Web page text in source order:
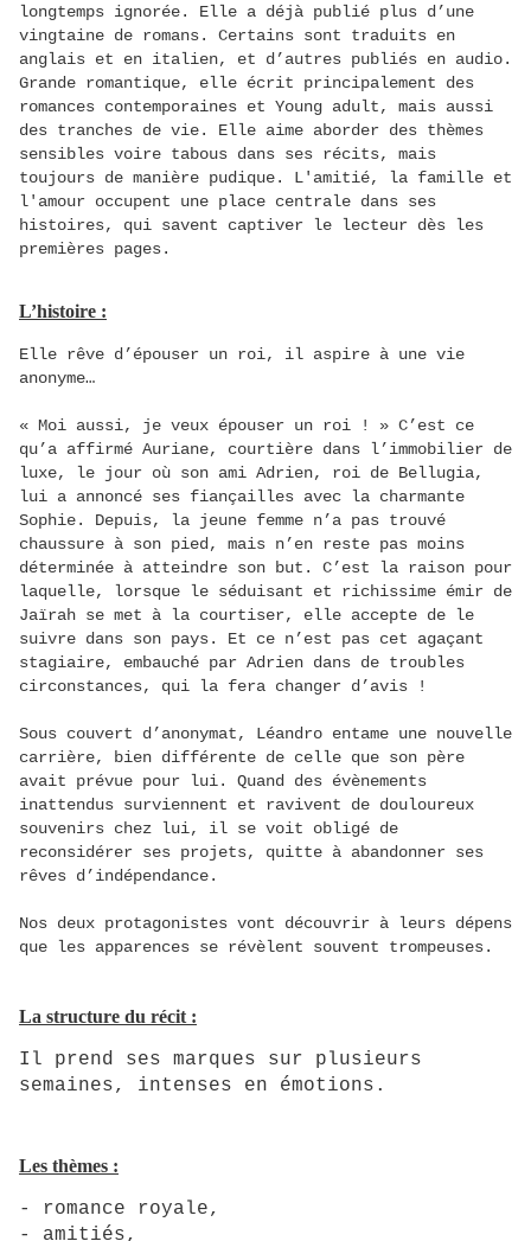
longtemps ignorée. Elle a déjà publié plus d’une
vingtaine de romans. Certains sont traduits en
anglais et en italien, et d’autres publiés en audio.
Grande romantique, elle écrit principalement des
romances contemporaines et Young adult, mais aussi
des tranches de vie. Elle aime aborder des thèmes
sensibles voire tabous dans ses récits, mais
toujours de manière pudique. L'amitié, la famille et
l'amour occupent une place centrale dans ses
histoires, qui savent captiver le lecteur dès les
premières pages.
L’histoire :
Elle rêve d’épouser un roi, il aspire à une vie
anonyme…
« Moi aussi, je veux épouser un roi ! » C’est ce
qu’a affirmé Auriane, courtière dans l’immobilier de
luxe, le jour où son ami Adrien, roi de Bellugia,
lui a annoncé ses fiançailles avec la charmante
Sophie. Depuis, la jeune femme n’a pas trouvé
chaussure à son pied, mais n’en reste pas moins
déterminée à atteindre son but. C’est la raison pour
laquelle, lorsque le séduisant et richissime émir de
Jaïrah se met à la courtiser, elle accepte de le
suivre dans son pays. Et ce n’est pas cet agaçant
stagiaire, embauché par Adrien dans de troubles
circonstances, qui la fera changer d’avis !
Sous couvert d’anonymat, Léandro entame une nouvelle
carrière, bien différente de celle que son père
avait prévue pour lui. Quand des évènements
inattendus surviennent et ravivent de douloureux
souvenirs chez lui, il se voit obligé de
reconsidérer ses projets, quitte à abandonner ses
rêves d’indépendance.
Nos deux protagonistes vont découvrir à leurs dépens
que les apparences se révèlent souvent trompeuses.
La structure du récit :
Il prend ses marques sur plusieurs
semaines, intenses en émotions.
Les thèmes :
- romance royale,
- amitiés,